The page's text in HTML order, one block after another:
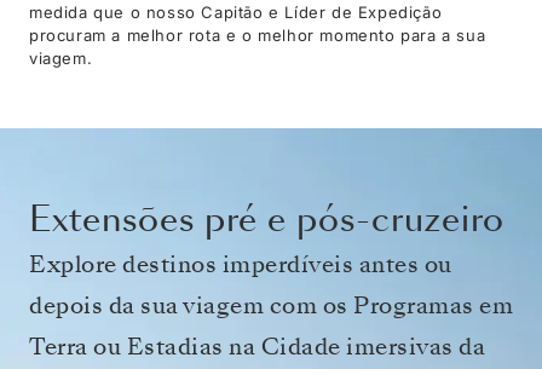
medida que o nosso Capitão e Líder de Expedição
procuram a melhor rota e o melhor momento para a sua
viagem.
Extensões pré e pós-cruzeiro
Explore destinos imperdíveis antes ou
depois da sua viagem com os Programas em
Terra ou Estadias na Cidade imersivas da